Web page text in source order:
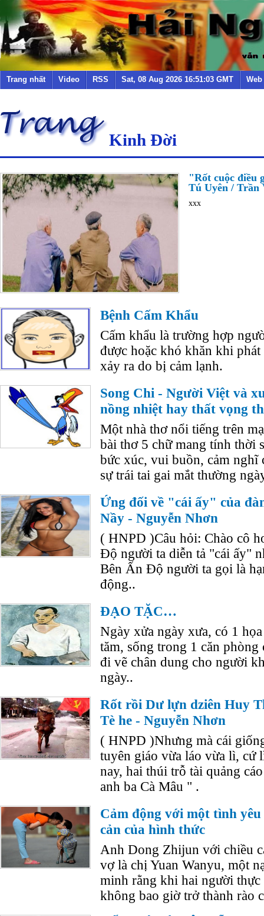
Trang nhất Video RSS Sat, 08 Aug 2026 16:51:03 GMT
Kinh Đời
"Rốt cuộc điều
Tú Uyên / Trần
xxx
Bệnh Cấm Khẩu
Cấm khẩu là trường hợp
được hoặc khó khăn khi
xảy ra do bị cảm lạnh.
Song Chi - Người Việt và
nồng nhiệt hay thất vọng
Một nhà thơ nổi tiếng trên
bài thơ 5 chữ mang tính thời
bức xúc, vui buồn, cảm nghĩ
sự trái tai gai mắt thường
Ứng đối về "cái ấy" của
Nầy - Nguyễn Nhơn
( HNPD )Câu hỏi: Chào cô
Độ người ta diễn tả "cái ấy"
Bên Ấn Độ người ta gọi là
động..
ĐẠO TẶC…
Ngày xửa ngày xưa, có 1
tăm, sống trong 1 căn
đi vẽ chân dung cho người
ngày..
Rốt rồi Dư lựn dziên Huy
Tè he - Nguyễn Nhơn
( HNPD )Nhưng mà cái
tuyên giáo vừa láo vừa lì, cứ
nay, hai thúi trỗ tài quảng
anh ba Cà Mâu " .
Cảm động với một tình
cản của hình thức
Anh Dong Zhijun với chiều
vợ là chị Yuan Wanyu, một
minh rằng khi hai người thực
không bao giờ trở thành rào